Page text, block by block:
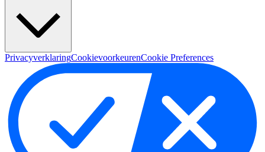
PrivacyverklaringCookievoorkeurenCookie Preferences